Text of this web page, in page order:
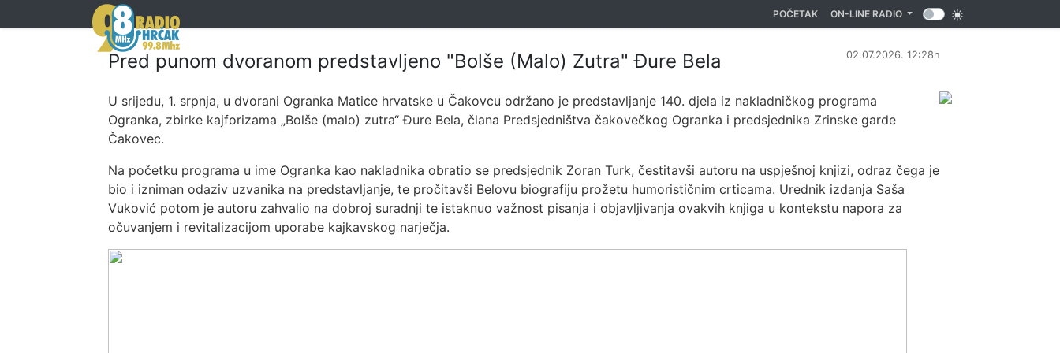
POČETAK(CURRENT)
ON-LINE RADIO
Pred punom dvoranom predstavljeno "Bolše (Malo) Zutra" Đure Bela 02.07.2026. 12:28h
U srijedu, 1. srpnja, u dvorani Ogranka Matice hrvatske u Čakovcu održano je predstavljanje 140. djela iz nakladničkog programa
Ogranka, zbirke kajforizama „Bolše (malo) zutra“ Đure Bela, člana Predsjedništva čakovečkog Ogranka i predsjednika Zrinske garde
Čakovec.
Na početku programa u ime Ogranka kao nakladnika obratio se predsjednik Zoran Turk, čestitavši autoru na uspješnoj knjizi, odraz čega je
bio i izniman odaziv uzvanika na predstavljanje, te pročitavši Belovu biografiju prožetu humorističnim crticama. Urednik izdanja Saša
Vuković potom je autoru zahvalio na dobroj suradnji te istaknuo važnost pisanja i objavljivanja ovakvih knjiga u kontekstu napora za
očuvanjem i revitalizacijom uporabe kajkavskog narječja.